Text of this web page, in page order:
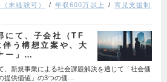
未経験可） 年収600万以上
育児支援制
にて、子会社（TF
う構想立案や、大
ー」…
、新規事業による社会課題解決を通じて「社会価
提供価値」の3つの価…